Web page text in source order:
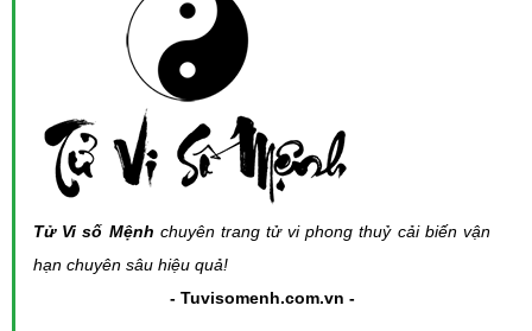
Tử Vi số Mệnh chuyên trang tử vi phong thuỷ cải biến vận
hạn chuyên sâu hiệu quả!
- Tuvisomenh.com.vn -